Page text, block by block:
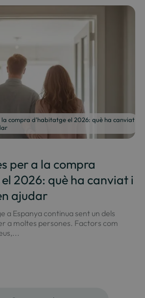
la compra d'habitatge el 2026: què ha canviat
per a la compra
2026: què ha canviat i
ajudar
a Espanya continua sent un dels
a moltes persones. Factors com